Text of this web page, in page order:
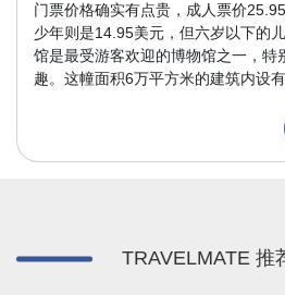
门票价格确实有点贵，成人票价
少年则是14.95美元，但六岁以下的
馆是最受游客欢迎的博物馆之一，特
趣。这幢面积6万平方米的建筑内设有
TRAVELMATE 推